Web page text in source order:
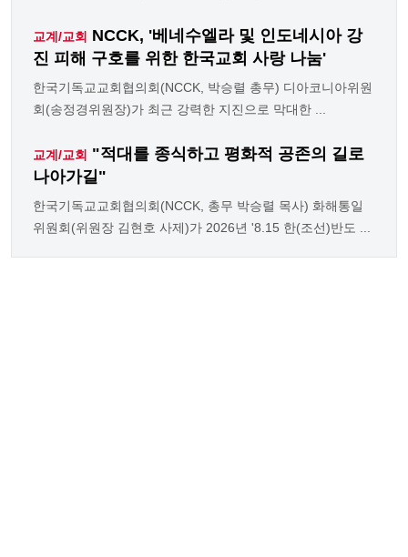
교계/교회 NCCK, '베네수엘라 및 인도네시아 강
진 피해 구호를 위한 한국교회 사랑 나눔'
한국기독교교회협의회(NCCK, 박승렬 총무) 디아코니아위원
회(송정경위원장)가 최근 강력한 지진으로 막대한 ...
교계/교회 "적대를 종식하고 평화적 공존의 길로
나아가길"
한국기독교교회협의회(NCCK, 총무 박승렬 목사) 화해통일
위원회(위원장 김현호 사제)가 2026년 '8.15 한(조선)반도 ...